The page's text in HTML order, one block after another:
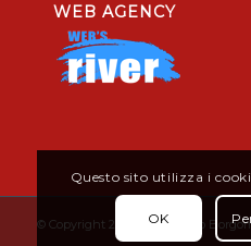
WEB AGENCY
© Copyright 2019 - Don Bosco
Questo sito utilizza i
OK